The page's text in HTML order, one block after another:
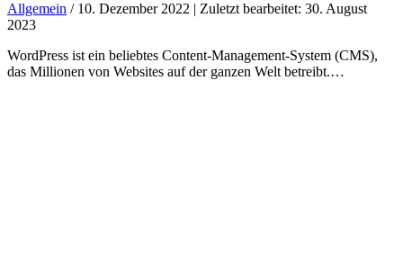
Allgemein / 10. Dezember 2022 | Zuletzt bearbeitet: 30. August
2023
WordPress ist ein beliebtes Content-Management-System (CMS),
das Millionen von Websites auf der ganzen Welt betreibt.…